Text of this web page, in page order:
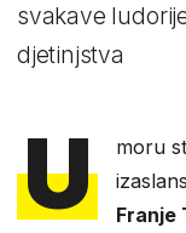
svakave
djetinjstva
U
moru
Franje